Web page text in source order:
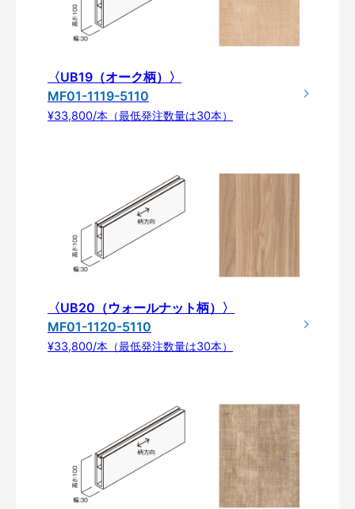
〈UB19（オーク柄）〉
MF01-1119-5110
¥33,800/本（最低発注数量は30本）
〈UB20（ウォールナット柄）〉
MF01-1120-5110
¥33,800/本（最低発注数量は30本）